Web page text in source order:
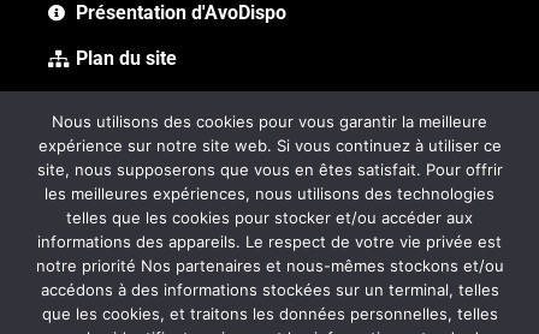
Présentation d'AvoDispo
Plan du site
Nous utilisons des cookies pour vous garantir la meilleure
expérience sur notre site web. Si vous continuez à utiliser ce
site, nous supposerons que vous en êtes satisfait. Pour offrir
les meilleures expériences, nous utilisons des technologies
telles que les cookies pour stocker et/ou accéder aux
informations des appareils. Le respect de votre vie privée est
notre priorité Nos partenaires et nous-mêmes stockons et/ou
accédons à des informations stockées sur un terminal, telles
que les cookies, et traitons les données personnelles, telles